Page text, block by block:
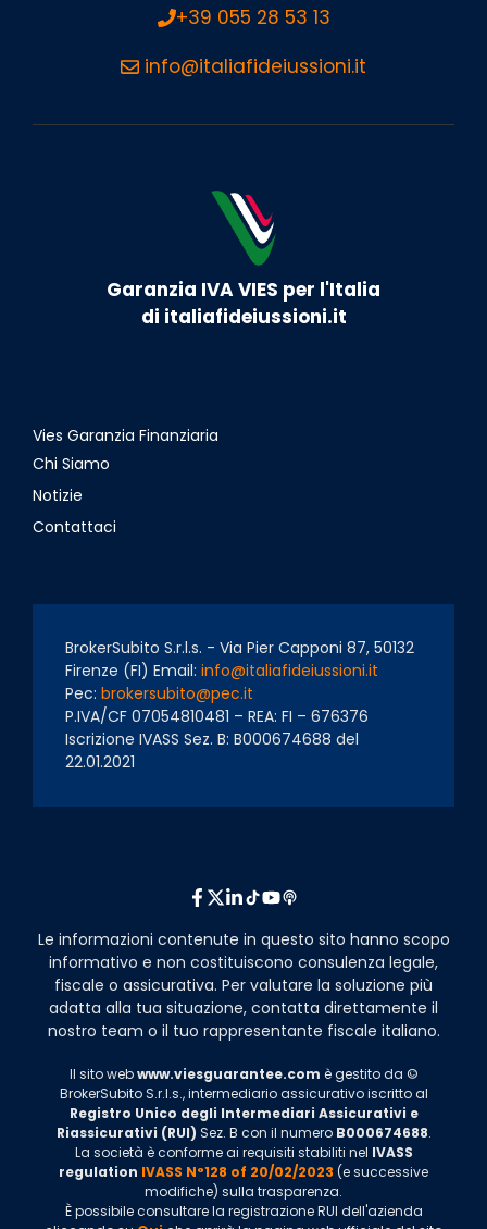
+39 055 28 53 13
info@italiafideiussioni.it
Garanzia IVA VIES per l'Italia
di italiafideiussioni.it
Vies Garanzia Finanziaria
Chi Siamo
Notizie
Contattaci
BrokerSubito S.r.l.s. - Via Pier Capponi 87, 50132
Firenze (FI) Email: info@italiafideiussioni.it
Pec: brokersubito@pec.it
P.IVA/CF 07054810481 – REA: FI – 676376
Iscrizione IVASS Sez. B: B000674688 del
22.01.2021
Le informazioni contenute in questo sito hanno scopo
informativo e non costituiscono consulenza legale,
fiscale o assicurativa. Per valutare la soluzione più
adatta alla tua situazione, contatta direttamente il
nostro team o il tuo rappresentante fiscale italiano.
Il sito webwww.viesguarantee.com è gestito da ©
BrokerSubito S.r.l.s., intermediario assicurativo iscritto al
Registro Unico degli Intermediari Assicurativi e
Riassicurativi (RUI) Sez. B con il numero B000674688.
La società è conforme ai requisiti stabiliti nel IVASS
regulation IVASS N°128 of 20/02/2023 (e successive
modifiche) sulla trasparenza.
È possibile consultare la registrazione RUI dell'azienda